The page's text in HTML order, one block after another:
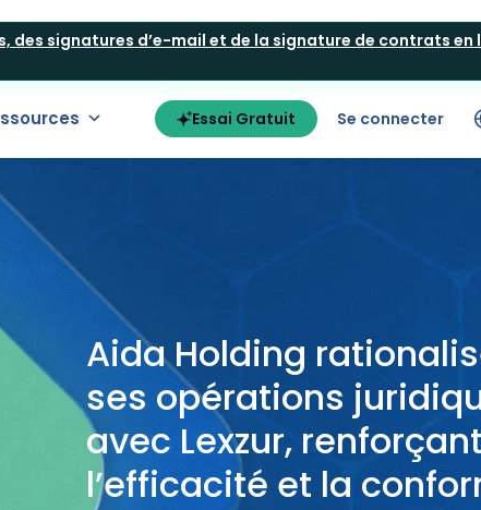
des signatures d’e-mail et de la signature de contrats en
Essai Gratuit Se connecter
Aida Holding
ses opérations
avec Lexzur, renforçant
l’efficacité et la